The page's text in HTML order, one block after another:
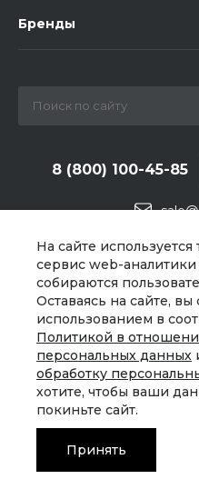
На сайте используется
сервис web-
собираются
Оставаясь на сайте, вы
использованием в
Политикой в
персональных данных
обработку
хотите, чтобы ваши
покиньте сайт.
Принять
Бренды
8 (800) 100-45-85
г. Москва,